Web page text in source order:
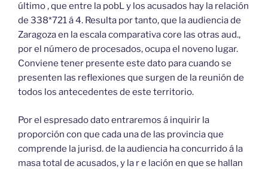
último , que entre la pobL y los acusados hay la relación
de 338*721 á 4. Resulta por tanto, que la audiencia de
Zaragoza en la escala comparativa core las otras aud.,
por el número de procesados, ocupa el noveno lugar.
Conviene tener presente este dato para cuando se
presenten las reflexiones que surgen de la reunión de
todos los antecedentes de este territorio.
Por el espresado dato entraremos á inquirir la
proporción con que cada una de las provincia que
comprende la jurisd. de la audiencia ha concurrido á la
masa total de acusados, y la r e lación en que se hallan